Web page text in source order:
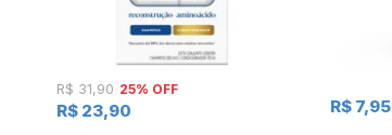
R$ 31,90 25% OFF
R$ 23,90 R$ 7,95